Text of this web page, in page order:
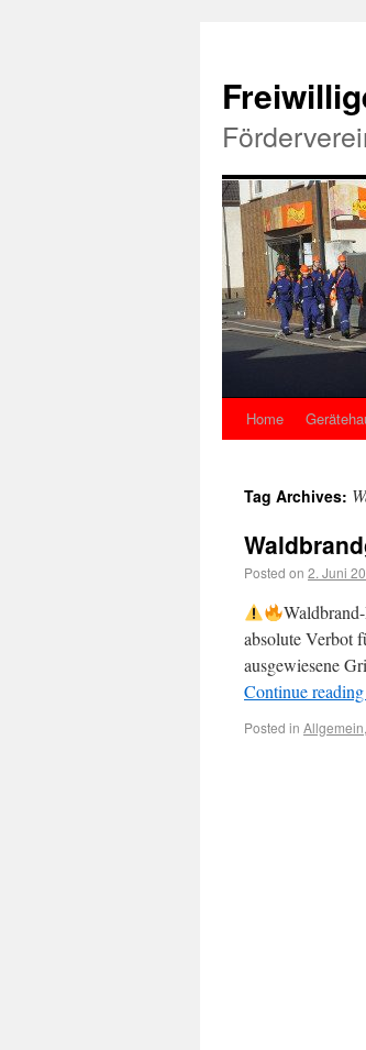
Home
Tag Archives:
Posted on 2. Juni
absolute Verbot
ausgewiesene
Continue reading
Posted in Allgemein,